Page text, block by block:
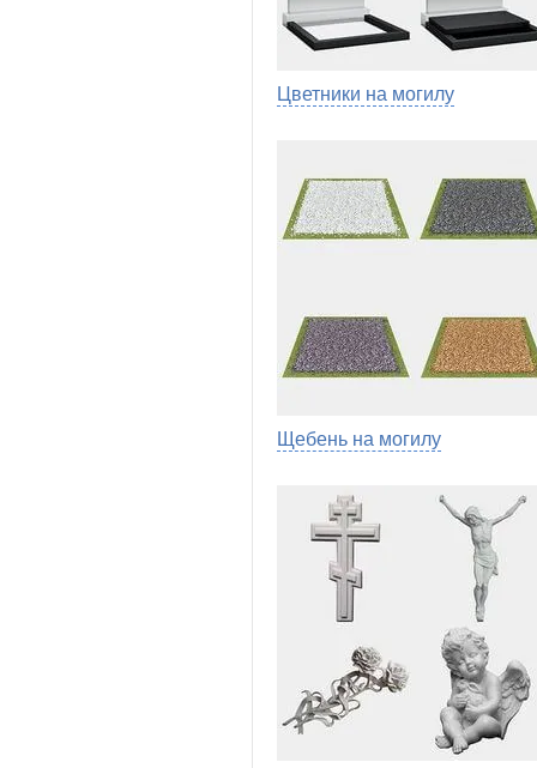
Цветники на могилу
Щебень на могилу